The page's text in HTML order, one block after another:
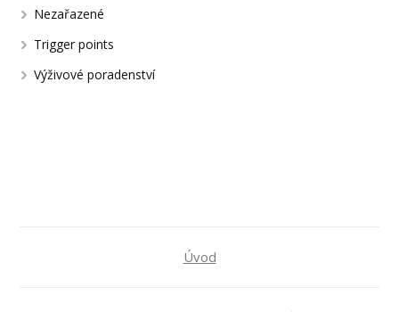
Nezařazené
Trigger points
Výživové poradenství
Úvod